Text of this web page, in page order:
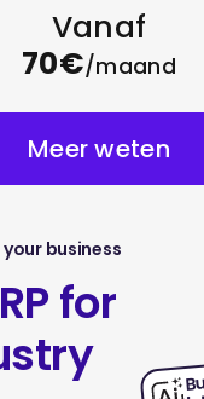
Vanaf
70€/maand
Meer weten
business
for